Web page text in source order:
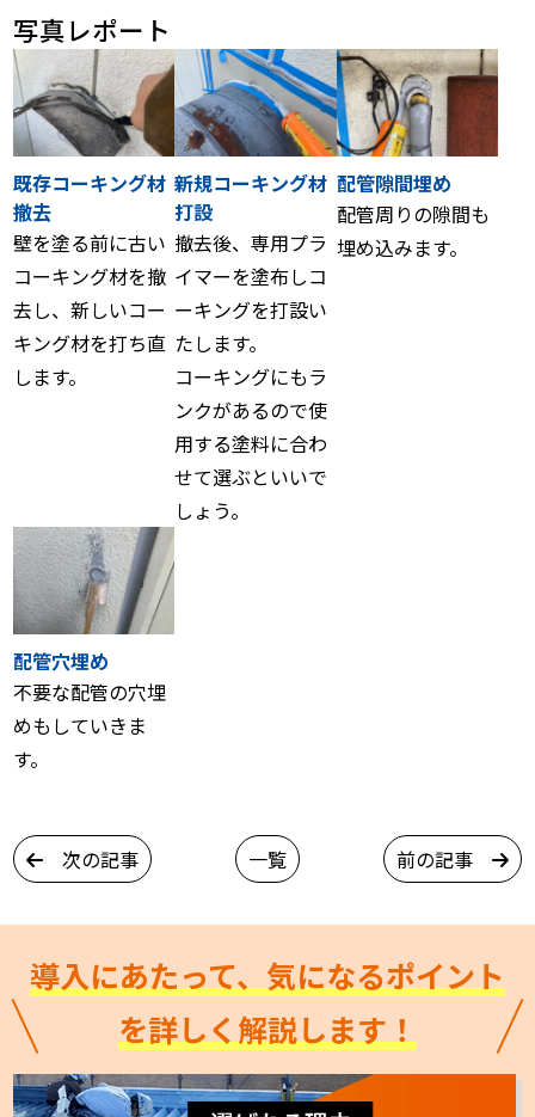
写真レポート
既存コーキング材
撤去
壁を塗る前に古い
コーキング材を撤
去し、新しいコー
キング材を打ち直
します。
新規コーキング材
打設
撤去後、専用プラ
イマーを塗布しコ
ーキングを打設い
たします。
コーキングにもラ
ンクがあるので使
用する塗料に合わ
せて選ぶといいで
しょう。
配管隙間埋め
配管周りの隙間も
埋め込みます。
配管穴埋め
不要な配管の穴埋
めもしていきま
す。
次の記事 一覧 前の記事
導入にあたって、気になるポイント
を詳しく解説します！